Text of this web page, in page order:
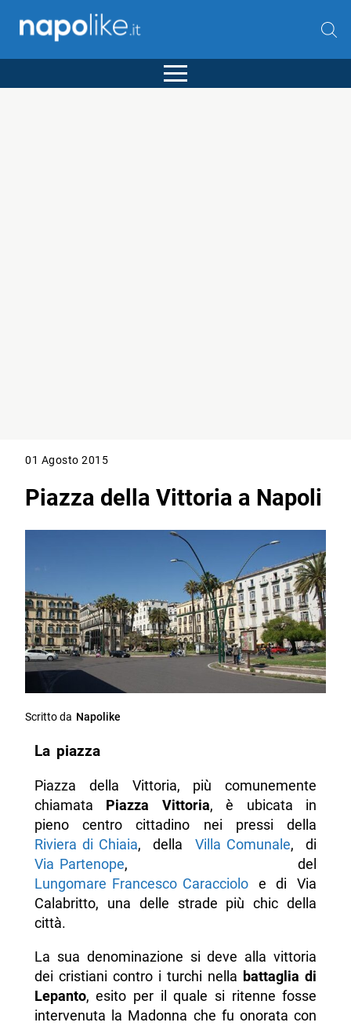
01 Agosto 2015
Piazza della Vittoria a Napoli
Scritto da Napolike
La piazza
Piazza della Vittoria, più comunemente
chiamata Piazza Vittoria, è ubicata in
pieno centro cittadino nei pressi della
Riviera di Chiaia, della Villa Comunale, di
Via Partenope, del
Lungomare Francesco Caraccioloe di Via
Calabritto, una delle strade più chic della
città.
La sua denominazione si deve alla vittoria
dei cristiani contro i turchi nella battaglia di
Lepanto, esito per il quale si ritenne fosse
intervenuta la Madonna che fu onorata con